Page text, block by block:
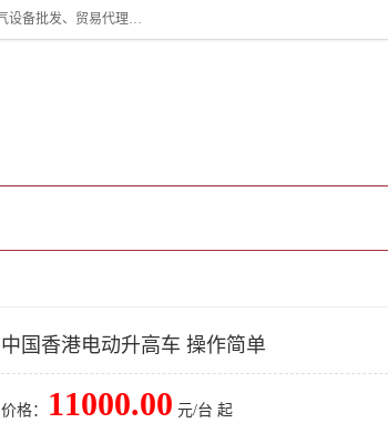
佛山市皇加力机械设备有限公司成立于2017年，注册地位于佛山市南海区。经营范围包括：其他机械设备及电子产品批发、电气设备批发、贸易代理、五金产品批发等；主要产品有：移动式登车桥、叉车装卸货平台、移动式升降机、升降货梯、油桶夹具、电动堆高车。
中国香港电动升高车 操作简单
价格： 11000.00 元/台 起